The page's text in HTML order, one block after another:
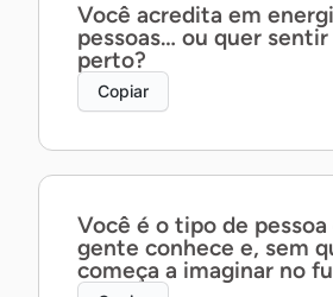
Você acredita em
pessoas… ou quer sentir
perto?
Copiar
Você é o tipo de pessoa
gente conhece e, sem
começa a imaginar no